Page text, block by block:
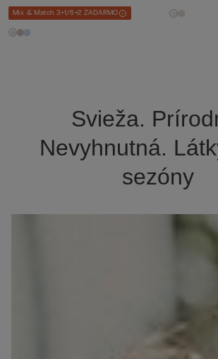
Mix & Match 3+1/5+2 ZADARMO
Svieža.
Nevyhnutná.
sezóny